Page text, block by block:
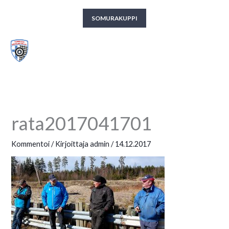
SOMURAKUPPI
rata2017041701
Kommentoi / Kirjoittajaadmin/14.12.2017